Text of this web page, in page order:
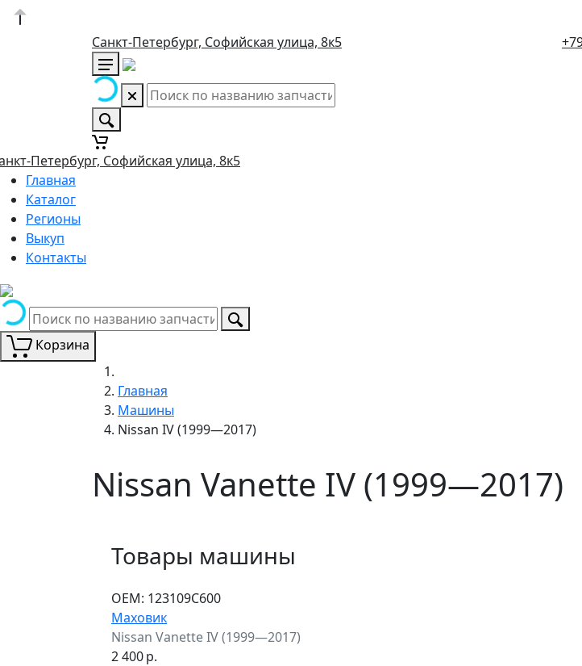
Санкт-Петербург, Софийская улица, 8к5
Петербург, Софийская улица, 8к5
Главная
Каталог
Регионы
Выкуп
Контакты
Корзина
Главная
Машины
Nissan IV (1999—2017)
Nissan Vanette IV (1999—2017)
Товары машины
ОЕМ: 123109C600
Маховик
Nissan Vanette IV (1999—2017)
2 400р.